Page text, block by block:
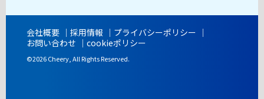
開講時間
会社概要 採用情報
プライバシーポリシー
お問い合わせ
cookieポリシー
©2026 Cheery, All Rights Reserved.